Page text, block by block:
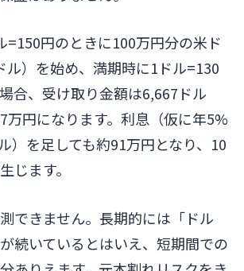
=150円のときに100万円分の米ド
ル）を始め、満期時に1ドル=130
合、受け取り金額は6,667ドル
円になります。利息（仮に年5%
）を足しても約91万円となり、10
じます。
できません。長期的には「ドル
続いているとはいえ、短期間での